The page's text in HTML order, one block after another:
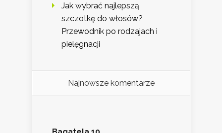
Jak wybrać najlepszą
szczotkę do włosów?
Przewodnik po rodzajach i
pielęgnacji
Najnowsze komentarze